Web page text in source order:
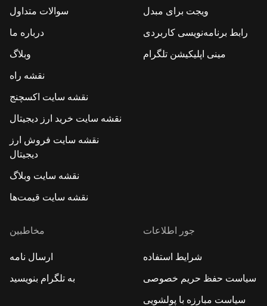
سوالات متداول
درباره ما
وبلاگ
نقشه راه
نقشه سایت اکسچنج
نقشه سایت خرید ارز دیجیتال
نقشه سایت فروش ارز
دیجیتال
نقشه سایت وبلاگ
نقشه سایت قیمت‌ها
ویجت برای مبدل
رابط برنامه‌نویسی کاربردی
مینی اپلیکیشن تلگرام
مخاطبین
ارسال نامه
به تلگرام بنویسید
جور اطلاعات
شرایط استفاده
سیاست حفظ حریم خصوصی
سیاست مبارزه با پولشویی